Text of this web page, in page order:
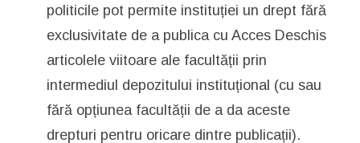
politicile pot permite instituției un drept fără
exclusivitate de a publica cu Acces Deschis
articolele viitoare ale facultății prin
intermediul depozitului instituțional (cu sau
fără opțiunea facultății de a da aceste
drepturi pentru oricare dintre publicații).